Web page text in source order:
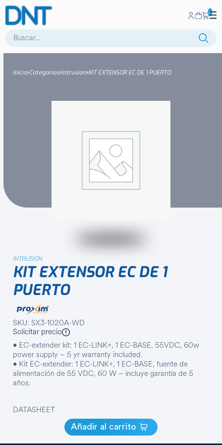
Buscar:
0
Inicio Categorías Intrusión KIT EXTENSOR EC DE 1 PUERTO
INTRUSIÓN
KIT EXTENSOR EC DE 1
PUERTO
SKU: SX3-1020A-WD
Solicitar precio
• EC-extender kit: 1 EC-LINK+, 1 EC-BASE, 55VDC, 60w
power supply – 5 yr warranty included.
• Kit EC-extender: 1 EC-LINK+, 1 EC-BASE, fuente de
alimentación de 55 VDC, 60 W – incluye garantía de 5
años.
DATASHEET
Añadir al carrito